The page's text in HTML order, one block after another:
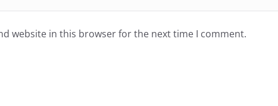
website in this browser for the next time I comment.